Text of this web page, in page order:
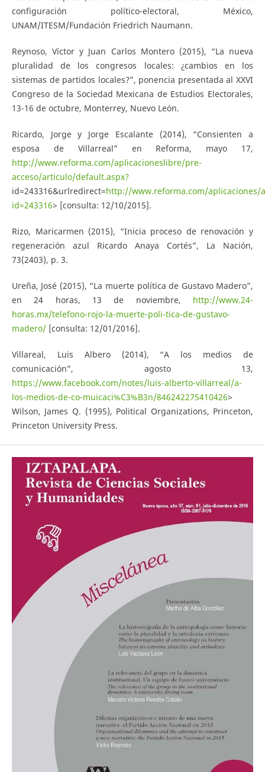
configuración político-electoral, México,
UNAM/ITESM/Fundación Friedrich Naumann.
Reynoso, Víctor y Juan Carlos Montero (2015), “La nueva
pluralidad de los congresos locales: ¿cambios en los
sistemas de partidos locales?”, ponencia presentada al XXVI
Congreso de la Sociedad Mexicana de Estudios Electorales,
13-16 de octubre, Monterrey, Nuevo León.
Ricardo, Jorge y Jorge Escalante (2014), “Consienten a
esposa de Villarreal” en Reforma, mayo 17,
http://www.reforma.com/aplicacioneslibre/pre-
acceso/articulo/default.aspx?
id=243316&urlredirect=http://www.reforma.com/aplicaciones/
id=243316> [consulta: 12/10/2015].
Rizo, Maricarmen (2015), “Inicia proceso de renovación y
regeneración azul Ricardo Anaya Cortés”, La Nación,
73(2403), p. 3.
Ureña, José (2015), “La muerte política de Gustavo Madero”,
en 24 horas, 13 de noviembre, http://www.24-
horas.mx/telefono-rojo-la-muerte-poli-tica-de-gustavo-
madero/[consulta: 12/01/2016].
Villareal, Luis Albero (2014), “A los medios de
comunicación”, agosto 13,
https://www.facebook.com/notes/luis-alberto-villarreal/a-
los-medios-de-co-muicaci%C3%B3n/846242275410426>
Wilson, James Q. (1995), Political Organizations, Princeton,
Princeton University Press.